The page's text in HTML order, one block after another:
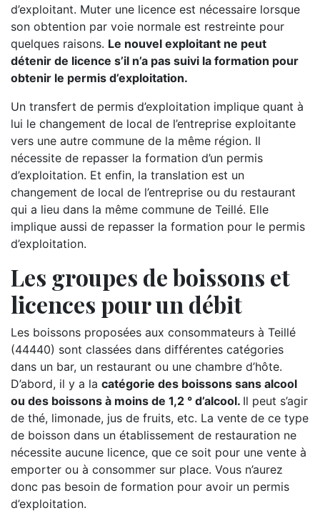
d’exploitant. Muter une licence est nécessaire lorsque
son obtention par voie normale est restreinte pour
quelques raisons. Le nouvel exploitant ne peut
détenir de licence s’il n’a pas suivi la formation pour
obtenir le permis d’exploitation.
Un transfert de permis d’exploitation implique quant à
lui le changement de local de l’entreprise exploitante
vers une autre commune de la même région. Il
nécessite de repasser la formation d’un permis
d’exploitation. Et enfin, la translation est un
changement de local de l’entreprise ou du restaurant
qui a lieu dans la même commune de Teillé. Elle
implique aussi de repasser la formation pour le permis
d’exploitation.
Les groupes de boissons et
licences pour un débit
Les boissons proposées aux consommateurs à Teillé
(44440) sont classées dans différentes catégories
dans un bar, un restaurant ou une chambre d’hôte.
D’abord, il y a la catégorie des boissons sans alcool
ou des boissons à moins de 1,2 ° d’alcool. Il peut s’agir
de thé, limonade, jus de fruits, etc. La vente de ce type
de boisson dans un établissement de restauration ne
nécessite aucune licence, que ce soit pour une vente à
emporter ou à consommer sur place. Vous n’aurez
donc pas besoin de formation pour avoir un permis
d’exploitation.